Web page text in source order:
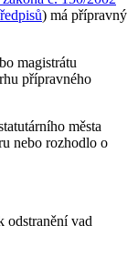
) má přípravný
magistrátu
přípravného
města
nebo rozhodlo o
odstranění vad